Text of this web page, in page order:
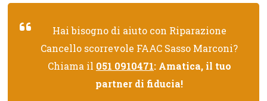
Hai bisogno di aiuto con Riparazione
Cancello scorrevole FAAC Sasso Marconi?
Chiama il 051 0910471: Amatica, il tuo
partner di fiducia!